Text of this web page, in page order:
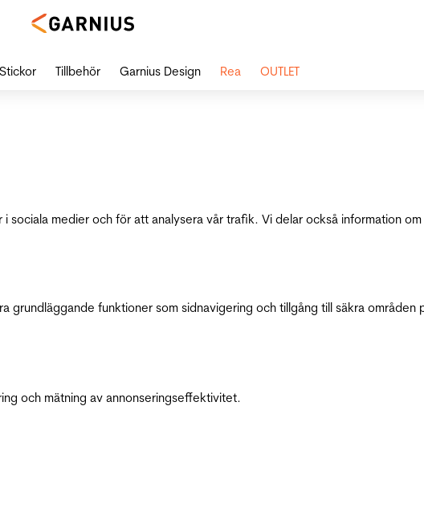
medier och för att analysera vår trafik. Vi delar också information
funktioner som sidnavigering och tillgång till säkra
och mätning av annonseringseffektivitet.
Stickor Tillbehör Garnius Design Rea OUTLET